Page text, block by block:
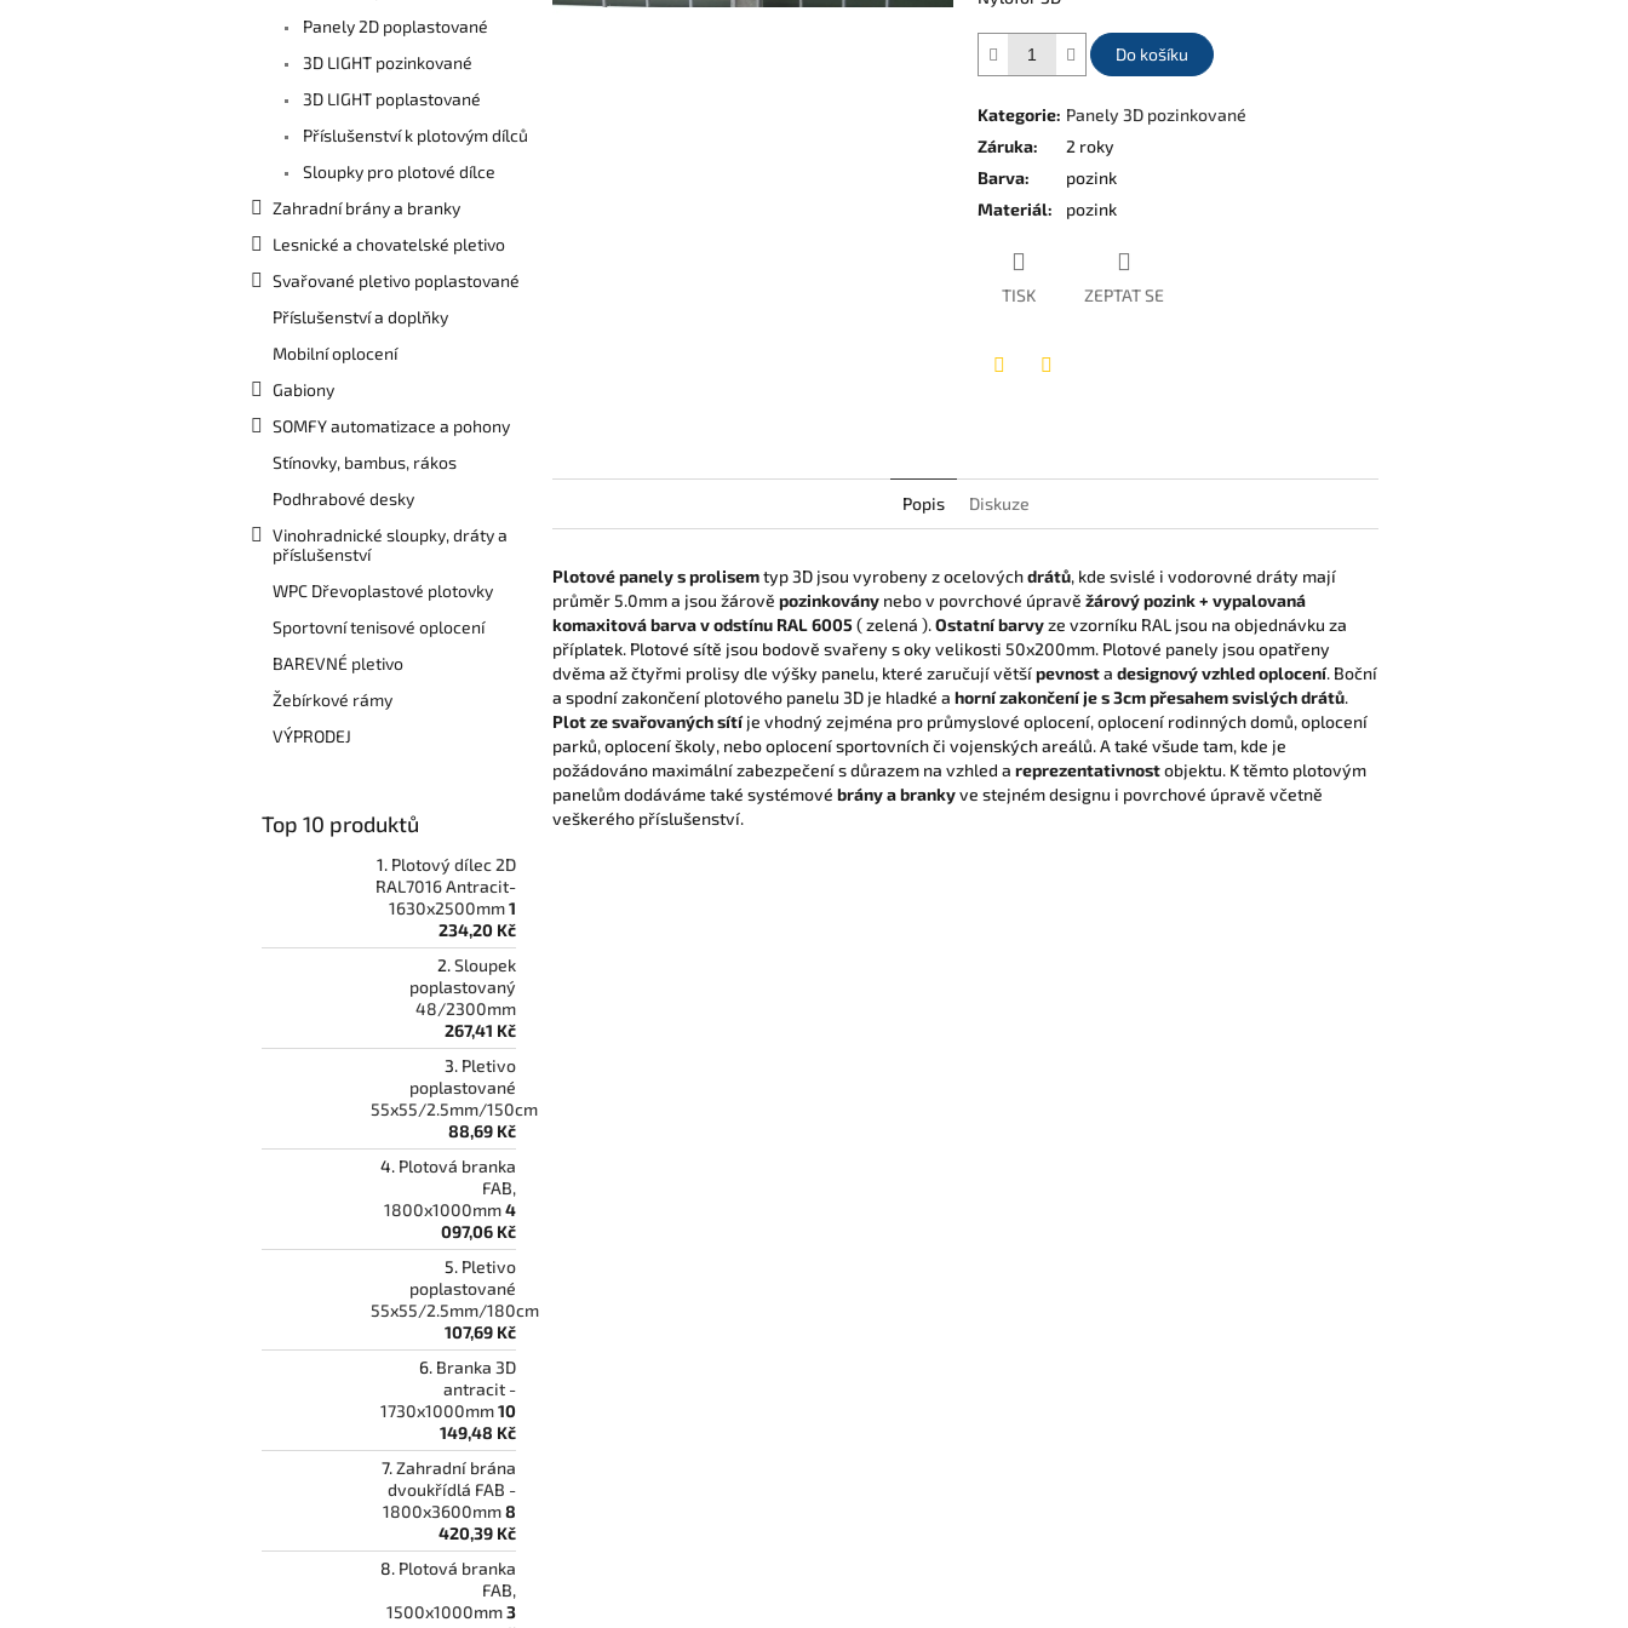
Panely 2D poplastované
3D LIGHT pozinkované
3D LIGHT poplastované
Příslušenství k plotovým dílců
Sloupky pro plotové dílce
Zahradní brány a branky
Lesnické a chovatelské pletivo
Svařované pletivo poplastované
Příslušenství a doplňky
Mobilní oplocení
Gabiony
SOMFY automatizace a pohony
Stínovky, bambus, rákos
Podhrabové desky
Vinohradnické sloupky, dráty a
příslušenství
WPC Dřevoplastové plotovky
Sportovní tenisové oplocení
BAREVNÉ pletivo
Žebírkové rámy
VÝPRODEJ
Top 10 produktů
Plotový dílec 2D
RAL7016 Antracit-
1630x2500mm1
234,20 Kč
Sloupek
poplastovaný
48/2300mm
267,41 Kč
Pletivo
poplastované
55x55/2.5mm/150cm
88,69 Kč
Plotová branka
FAB,
1800x1000mm4
097,06 Kč
Pletivo
poplastované
55x55/2.5mm/180cm
107,69 Kč
Branka 3D
antracit -
1730x1000mm10
149,48 Kč
Zahradní brána
dvoukřídlá FAB -
1800x3600mm8
420,39 Kč
Plotová branka
FAB,
1500x1000mm3
hvězdiček.
Do košíku
Kategorie: Panely 3D pozinkované
Záruka:
2 roky
Barva:
pozink
Materiál: pozink
TISK ZEPTAT SE
Popis Diskuze
Plotové panely s prolisemtyp 3D jsou vyrobeny z ocelovýchdrátů, kde svislé i vodorovné dráty mají
průměr 5.0mm a jsou žárově pozinkovány nebo v povrchové úpravě žárový pozink + vypalovaná
komaxitová barva v odstínu RAL 6005 ( zelená ).Ostatní barvyze vzorníku RAL jsou na objednávku za
příplatek. Plotové sítě jsou bodově svařeny s oky velikosti 50x200mm. Plotové panely jsou opatřeny
dvěma až čtyřmi prolisy dle výšky panelu, které zaručují většípevnosta designový vzhled oplocení. Boční
a spodní zakončení plotového panelu 3D je hladké a horní zakončení je s 3cm přesahem svislých drátů.
Plot ze svařovaných sítíje vhodný zejména pro průmyslové oplocení, oplocení rodinných domů, oplocení
parků, oplocení školy, nebo oplocení sportovních či vojenských areálů. A také všude tam, kde je
požádováno maximální zabezpečení s důrazem na vzhled a reprezentativnostobjektu. K těmto plotovým
panelům dodáváme také systémové brány a brankyve stejném designu i povrchové úpravě včetně
veškerého příslušenství.